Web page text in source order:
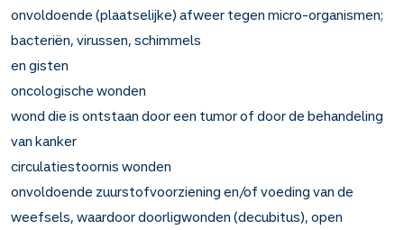
onvoldoende (plaatselijke) afweer tegen micro-organismen;
bacteriën, virussen, schimmels
en gisten
oncologische wonden
wond die is ontstaan door een tumor of door de behandeling
van kanker
circulatiestoornis wonden
onvoldoende zuurstofvoorziening en/of voeding van de
weefsels, waardoor doorligwonden (decubitus), open